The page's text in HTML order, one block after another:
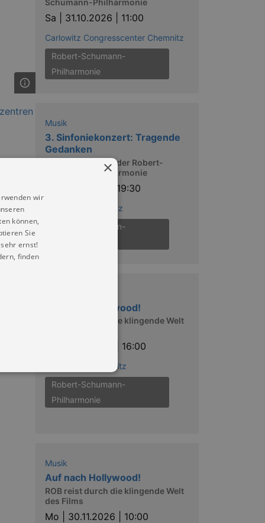
Schumann-Philharmonie
Sa | 31.10.2026 | 11:00
Carlowitz Congresscenter Chemnitz
Robert-Schumann-
Philharmonie
Musik
3. Sinfoniekonzert: Tragende
Gedanken
Sinfoniekonzerte der Robert-
Schumann-Philharmonie
11.11.2026 | 19:30
Stadthalle Chemnitz
Robert-Schumann-
Auf nach Hollywood!
ROB reist durch die klingende Welt
29.11.2026 | 16:00
Opernhaus Chemnitz
Robert-Schumann-
Philharmonie
Musik
Auf nach Hollywood!
ROB reist durch die klingende Welt
des Films
Mo | 30.11.2026 | 10:00
×
wir
können,
Sie
ernst!
finden
Ihren account. Ohne diese
visitor cookie consent
to work properly.
Cross-Site Request Forgery